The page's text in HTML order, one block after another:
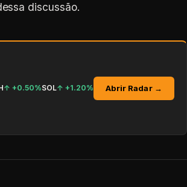
discussão.
↑ +0.50%SOL↑ +1.20% Abrir Radar →